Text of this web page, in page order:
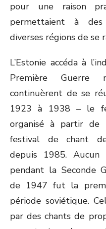
pour une raison
permettaient à
diverses régions de se
L’Estonie accéda à
Première Guerre
continuèrent de se
1923 à 1938 – le
organisé à partir de
festival de chant
depuis 1985.
pendant la Seconde
de 1947 fut la
période soviétique.
par des chants de